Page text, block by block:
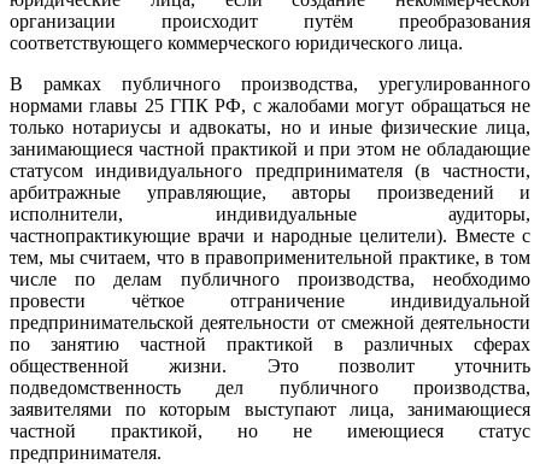
организации происходит путём преобразования
соответствующего коммерческого юридического лица.
В рамках публичного производства, урегулированного
нормами главы 25 ГПК РФ, с жалобами могут обращаться не
только нотариусы и адвокаты, но и иные физические лица,
занимающиеся частной практикой и при этом не обладающие
статусом индивидуального предпринимателя (в частности,
арбитражные управляющие, авторы произведений и
исполнители, индивидуальные аудиторы,
частнопрактикующие врачи и народные целители). Вместе с
тем, мы считаем, что в правоприменительной практике, в том
числе по делам публичного производства, необходимо
провести чёткое отграничение индивидуальной
предпринимательской деятельности от смежной деятельности
по занятию частной практикой в различных сферах
общественной жизни. Это позволит уточнить
подведомственность дел публичного производства,
заявителями по которым выступают лица, занимающиеся
частной практикой, но не имеющиеся статус
предпринимателя.